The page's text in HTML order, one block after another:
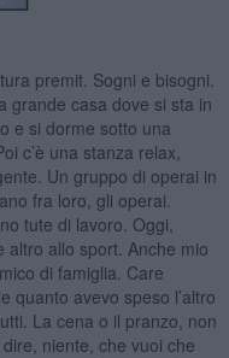
premit. Sogni e bisogni.
grande casa dove si sta in
e si dorme sotto una
c’è una stanza relax,
Un gruppo di operai in
fra loro, gli operai.
tute di lavoro. Oggi,
altro allo sport. Anche mio
di famiglia. Care
quanto avevo speso l’altro
La cena o il pranzo, non
niente, che vuoi che